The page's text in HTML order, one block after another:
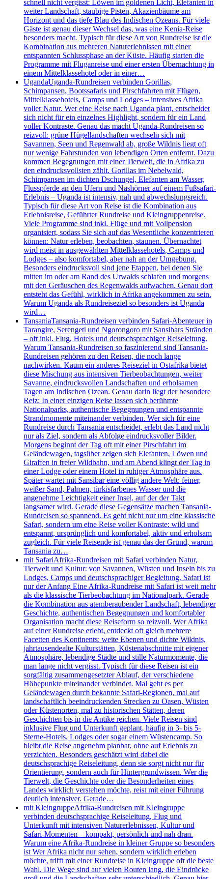
schnell nicht vergisst: Löwen im goldenen Licht, Elefanten in
weiter Landschaft, staubige Pisten, Akazienbäume am
Horizont und das tiefe Blau des Indischen Ozeans. Für viele
Gäste ist genau dieser Wechsel das, was eine Kenia-Reise
besonders macht. Typisch für diese Art von Rundreise ist die
Kombination aus mehreren Naturerlebnissen mit einer
entspannten Schlussphase an der Küste. Häufig starten die
Programme mit Fluganreise und einer ersten Übernachtung in
einem Mittelklassehotel oder in einer…
UgandaUganda-Rundreisen verbinden Gorillas,
Schimpansen, Bootssafaris und Pirschfahrten mit Flügen,
Mittelklassehotels, Camps und Lodges – intensives Afrika
voller Natur. Wer eine Reise nach Uganda plant, entscheidet
sich nicht für ein einzelnes Highlight, sondern für ein Land
voller Kontraste. Genau das macht Uganda-Rundreisen so
reizvoll: grüne Hügellandschaften wechseln sich mit
Savannen, Seen und Regenwald ab, große Wildnis liegt oft
nur wenige Fahrstunden von lebendigen Orten entfernt. Dazu
kommen Begegnungen mit einer Tierwelt, die in Afrika zu
den eindrucksvollsten zählt. Gorillas im Nebelwald,
Schimpansen im dichten Dschungel, Elefanten am Wasser,
Flusspferde an den Ufern und Nashörner auf einem Fußsafari-
Erlebnis – Uganda ist intensiv, nah und abwechslungsreich.
Typisch für diese Art von Reise ist die Kombination aus
Erlebnisreise, Geführter Rundreise und Kleingruppenreise.
Viele Programme sind inkl. Flüge und mit Vollpension
organisiert, sodass Sie sich auf das Wesentliche konzentrieren
können: Natur erleben, beobachten, staunen. Übernachtet
wird meist in ausgewählten Mittelklassehotels, Camps und
Lodges – also komfortabel, aber nah an der Umgebung.
Besonders eindrucksvoll sind jene Etappen, bei denen Sie
mitten im oder am Rand des Urwalds schlafen und morgens
mit den Geräuschen des Regenwalds aufwachen. Genau dort
entsteht das Gefühl, wirklich in Afrika angekommen zu sein.
Warum Uganda als Rundreiseziel so besonders ist Uganda
wird…
TansaniaTansania-Rundreisen verbinden Safari-Abenteuer in
Tarangire, Serengeti und Ngorongoro mit Sansibars Stränden
– oft inkl. Flug, Hotels und deutschsprachiger Reiseleitung.
Warum Tansania-Rundreisen so faszinierend sind Tansania-
Rundreisen gehören zu den Reisen, die noch lange
nachwirken. Kaum ein anderes Reiseziel in Ostafrika bietet
diese Mischung aus intensiven Tierbeobachtungen, weiter
Savanne, eindrucksvollen Landschaften und erholsamen
Tagen am Indischen Ozean. Genau darin liegt der besondere
Reiz: In einer einzigen Reise lassen sich berühmte
Nationalparks, authentische Begegnungen und entspannte
Strandmomente miteinander verbinden. Wer sich für eine
Rundreise durch Tansania entscheidet, erlebt das Land nicht
nur als Ziel, sondern als Abfolge eindrucksvoller Bilder.
Morgens beginnt der Tag oft mit einer Pirschfahrt im
Geländewagen, tagsüber zeigen sich Elefanten, Löwen und
Giraffen in freier Wildbahn, und am Abend klingt der Tag in
einer Lodge oder einem Hotel in ruhiger Atmosphäre aus.
Später wartet mit Sansibar eine völlig andere Welt: feiner,
weißer Sand, Palmen, türkisfarbenes Wasser und die
angenehme Leichtigkeit einer Insel, auf der der Takt
langsamer wird. Gerade diese Gegensätze machen Tansania-
Rundreisen so spannend. Es geht nicht nur um eine klassische
Safari, sondern um eine Reise voller Kontraste: wild und
entspannt, ursprünglich und komfortabel, aktiv und erholsam
zugleich. Für viele Reisende ist genau das der Grund, warum
Tansania zu…
mit SafariAfrika-Rundreisen mit Safari verbinden Natur,
Tierwelt und Kultur: von Savannen, Wüsten und Inseln bis zu
Lodges, Camps und deutschsprachiger Begleitung. Safari ist
nur der Anfang Eine Afrika-Rundreise mit Safari ist weit mehr
als die klassische Tierbeobachtung im Nationalpark. Gerade
die Kombination aus atemberaubender Landschaft, lebendiger
Geschichte, authentischen Begegnungen und komfortabler
Organisation macht diese Reiseform so reizvoll. Wer Afrika
auf einer Rundreise erlebt, entdeckt oft gleich mehrere
Facetten des Kontinents: weite Ebenen und dichte Wildnis,
jahrtausendealte Kulturstätten, Küstenabschnitte mit eigener
Atmosphäre, lebendige Städte und stille Naturmomente, die
man lange nicht vergisst. Typisch für diese Reisen ist ein
sorgfältig zusammengesetzter Ablauf, der verschiedene
Höhepunkte miteinander verbindet. Mal geht es per
Geländewagen durch bekannte Safari-Regionen, mal auf
landschaftlich beeindruckenden Strecken zu Oasen, Wüsten
oder Küstenorten, mal zu historischen Stätten, deren
Geschichten bis in die Antike reichen. Viele Reisen sind
inklusive Flug und Unterkunft geplant, häufig in 3- bis 5-
Sterne-Hotels, Lodges oder sogar einem Wüstencamp. So
bleibt die Reise angenehm planbar, ohne auf Erlebnis zu
verzichten. Besonders geschätzt wird dabei die
deutschsprachige Reiseleitung, denn sie sorgt nicht nur für
Orientierung, sondern auch für Hintergrundwissen. Wer die
Tierwelt, die Geschichte oder die Besonderheiten eines
Landes wirklich verstehen möchte, reist mit einer Führung
deutlich intensiver. Gerade…
mit KleingruppeAfrika-Rundreisen mit Kleingruppe
verbinden deutschsprachige Reiseleitung, Flug und
Unterkunft mit intensiven Naturerlebnissen, Kultur und
Safari-Momenten – kompakt, persönlich und nah dran.
Warum eine Afrika-Rundreise in kleiner Gruppe so besonders
ist Wer Afrika nicht nur sehen, sondern wirklich erleben
möchte, trifft mit einer Rundreise in Kleingruppe oft die beste
Wahl. Die Wege sind auf vielen Routen lang, die Eindrücke